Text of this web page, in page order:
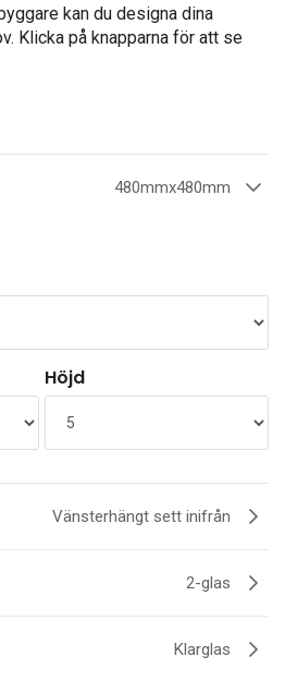
kan du designa dina
Klicka på knapparna för att se
480mmx480mm
Höjd
Vänsterhängt sett inifrån
2-glas
Klarglas